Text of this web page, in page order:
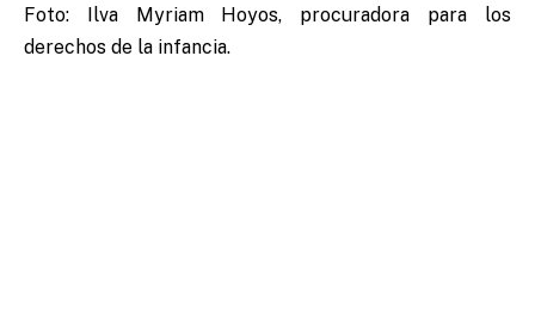
Foto: Ilva Myriam Hoyos, procuradora para los
derechos de la infancia.